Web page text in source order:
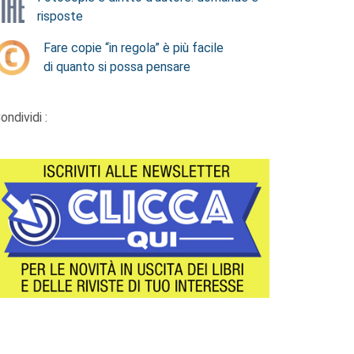
risposte
Fare copie “in regola” è più facile
di quanto si possa pensare
: